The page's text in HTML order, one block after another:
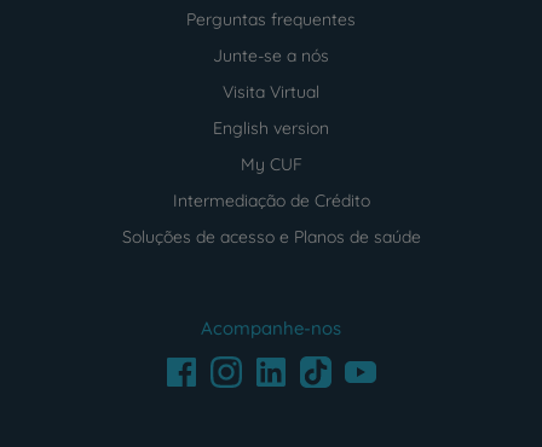
Perguntas frequentes
Junte-se a nós
Visita Virtual
English version
My CUF
Intermediação de Crédito
Soluções de acesso e Planos de saúde
Acompanhe-nos
FacebookInstagramLinkedInTikTokYoutube